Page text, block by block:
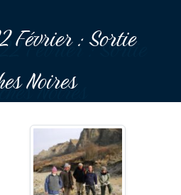
Février : Sortie
Noires